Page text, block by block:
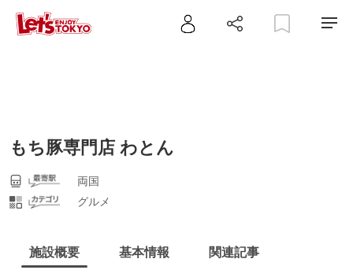
もち豚専門店 わとん
両国
グルメ
施設概要 基本情報 関連記事